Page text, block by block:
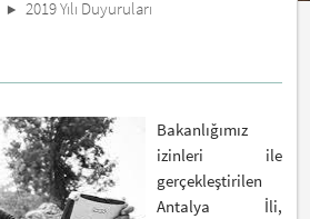
2019 Yılı Duyuruları
Bakanlığımız
izinleri ile
gerçekleştirilen
Antalya İli,